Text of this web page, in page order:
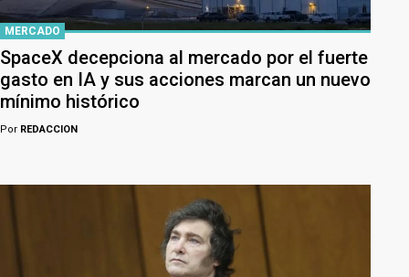
MERCADO
SpaceX decepciona al mercado por el fuerte
gasto en IA y sus acciones marcan un nuevo
mínimo histórico
Por REDACCION